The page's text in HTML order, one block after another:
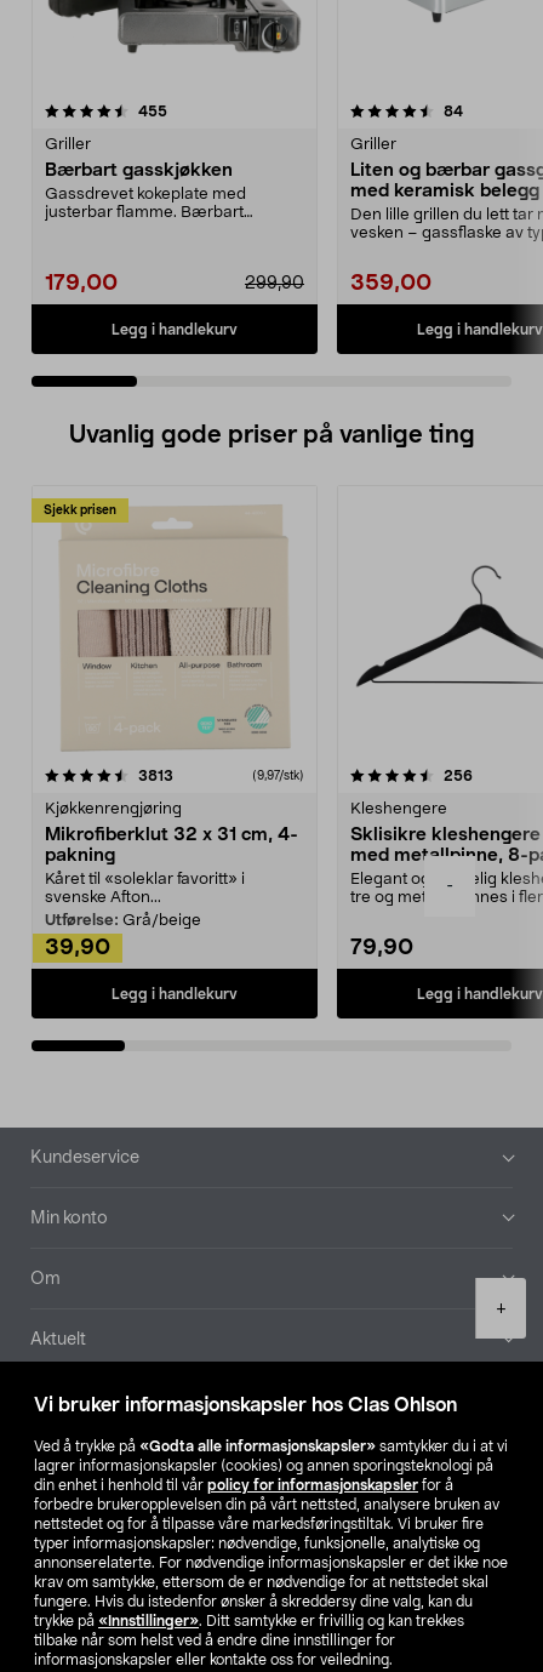
Vi bruker informasjonskapsler hos Clas Ohlson
Ved å trykke på «Godta alle informasjonskapsler» samtykker du i at vi
lagrer informasjonskapsler (cookies) og annen sporingsteknologi på
din enhet i henhold til vår policy for informasjonskapsler for å
forbedre brukeropplevelsen din på vårt nettsted, analysere bruken av
nettstedet og for å tilpasse våre markedsføringstiltak. Vi bruker fire
typer informasjonskapsler: nødvendige, funksjonelle, analytiske og
annonserelaterte. For nødvendige informasjonskapsler er det ikke noe
krav om samtykke, ettersom de er nødvendige for at nettstedet skal
fungere. Hvis du istedenfor ønsker å skreddersy dine valg, kan du
trykke på «Innstillinger». Ditt samtykke er frivillig og kan trekkes
tilbake når som helst ved å endre dine innstillinger for
informasjonskapsler eller kontakte oss for veiledning.
-
+
455anmeldelser
Griller
Bærbart gasskjøkken
Gassdrevet kokeplate med
justerbar flamme. Bærbart
179,00 299,90
Legg i handlekurv
4.5 av 5 stjerner 84
Griller
Liten og bærbar
med keramisk belegg
Den lille grillen du lett tar
vesken – gassflaske av
359,00
Legg i handlekurv
4.5 av 5 stjerner
Uvanlig gode priser på vanlige ting
Sjekk prisen
3813 anmeldelser(9,97/stk)
Kjøkkenrengjøring
Mikrofiberklut 32 x 31 cm, 4-
pakning
Kåret til «soleklar favoritt» i
svenske Afton...
Utførelse: Grå/beige
39,90
Legg i handlekurv
4.5av 5 stjerner 256
Kleshengere
Sklisikre
med metallpinne, 8-
Elegant og skikkelig
tre og metall – finnes i
79,90
Legg i handlekurv
4.5av 5 stjerner
Bunntekst
Kundeservice
Min konto
Om
Aktuelt
Våre selskaper
Finn din butikk
SE NO FI